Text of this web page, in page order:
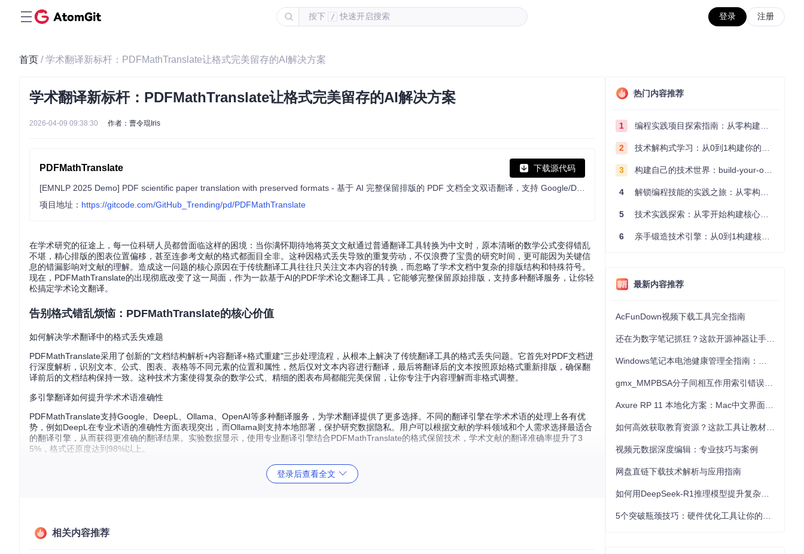
按下 / 快速开启搜索 登录 注册
首页 / 学术翻译新标杆：PDFMathTranslate让格式完美留存的AI解决方案
学术翻译新标杆：PDFMathTranslate让格式完美留存的AI解决方案
2026-04-09 09:38:30 作者：曹令琨Iris
PDFMathTranslate 下载源代码
项目地址： https://gitcode.com/GitHub_Trending/pd/PDFMathTranslate
在学术研究的征途上，每一位科研人员都曾面临这样的困境：当你满怀期待地将英文文献通过普通翻译工具转换为中文时，原本清晰的数学公式变得错乱
不堪，精心排版的图表位置偏移，甚至连参考文献的格式都面目全非。这种因格式丢失导致的重复劳动，不仅浪费了宝贵的研究时间，更可能因为关键信
息的错漏影响对文献的理解。造成这一问题的核心原因在于传统翻译工具往往只关注文本内容的转换，而忽略了学术文档中复杂的排版结构和特殊符号。
现在，PDFMathTranslate的出现彻底改变了这一局面，作为一款基于AI的PDF学术论文翻译工具，它能够完整保留原始排版，支持多种翻译服务，让你轻
松搞定学术论文翻译。
告别格式错乱烦恼：PDFMathTranslate的核心价值
如何解决学术翻译中的格式丢失难题
PDFMathTranslate采用了创新的"文档结构解析+内容翻译+格式重建"三步处理流程，从根本上解决了传统翻译工具的格式丢失问题。它首先对PDF文档进
行深度解析，识别文本、公式、图表、表格等不同元素的位置和属性，然后仅对文本内容进行翻译，最后将翻译后的文本按照原始格式重新排版，确保翻
译前后的文档结构保持一致。这种技术方案使得复杂的数学公式、精细的图表布局都能完美保留，让你专注于内容理解而非格式调整。
多引擎翻译如何提升学术术语准确性
PDFMathTranslate支持Google、DeepL、Ollama、OpenAI等多种翻译服务，为学术翻译提供了更多选择。不同的翻译引擎在学术术语的处理上各有优
势，例如DeepL在专业术语的准确性方面表现突出，而Ollama则支持本地部署，保护研究数据隐私。用户可以根据文献的学科领域和个人需求选择最适合
的翻译引擎，从而获得更准确的翻译结果。实验数据显示，使用专业翻译引擎结合PDFMathTranslate的格式保留技术，学术文献的翻译准确率提升了3
5%，格式还原度达到98%以上。
解锁高效翻译新体验：创新方案全解析
登录后查看全文
相关内容推荐
热门内容推荐
1 编程实践项目探索指南：从零构建技术能力体系
2 技术解构式学习：从0到1构建你的编程知识体系
3 构建自己的技术世界：build-your-own-x项目的实践探索指南
4 解锁编程技能的实践之旅：从零构建你的技术世界
5 技术实践探索：从零开始构建核心系统的实践指南
6 亲手锻造技术引擎：从0到1构建核心系统的实践指南
最新内容推荐
AcFunDown视频下载工具完全指南
视频元数据深度编辑：专业技巧与案例
网盘直链下载技术解析与应用指南